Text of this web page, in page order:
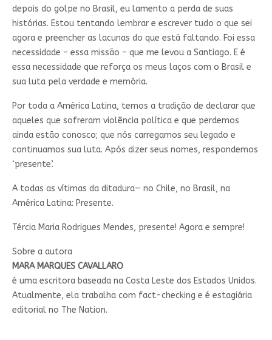
depois do golpe no Brasil, eu lamento a perda de suas
histórias. Estou tentando lembrar e escrever tudo o que sei
agora e preencher as lacunas do que está faltando. Foi essa
necessidade – essa missão – que me levou a Santiago. E é
essa necessidade que reforça os meus laços com o Brasil e
sua luta pela verdade e memória.
Por toda a América Latina, temos a tradição de declarar que
aqueles que sofreram violência política e que perdemos
ainda estão conosco; que nós carregamos seu legado e
continuamos sua luta. Após dizer seus nomes, respondemos
‘presente’.
A todas as vítimas da ditadura— no Chile, no Brasil, na
América Latina: Presente.
Tércia Maria Rodrigues Mendes, presente! Agora e sempre!
Sobre a autora
MARA MARQUES CAVALLARO
é uma escritora baseada na Costa Leste dos Estados Unidos.
Atualmente, ela trabalha com fact-checking e é estagiária
editorial no The Nation.